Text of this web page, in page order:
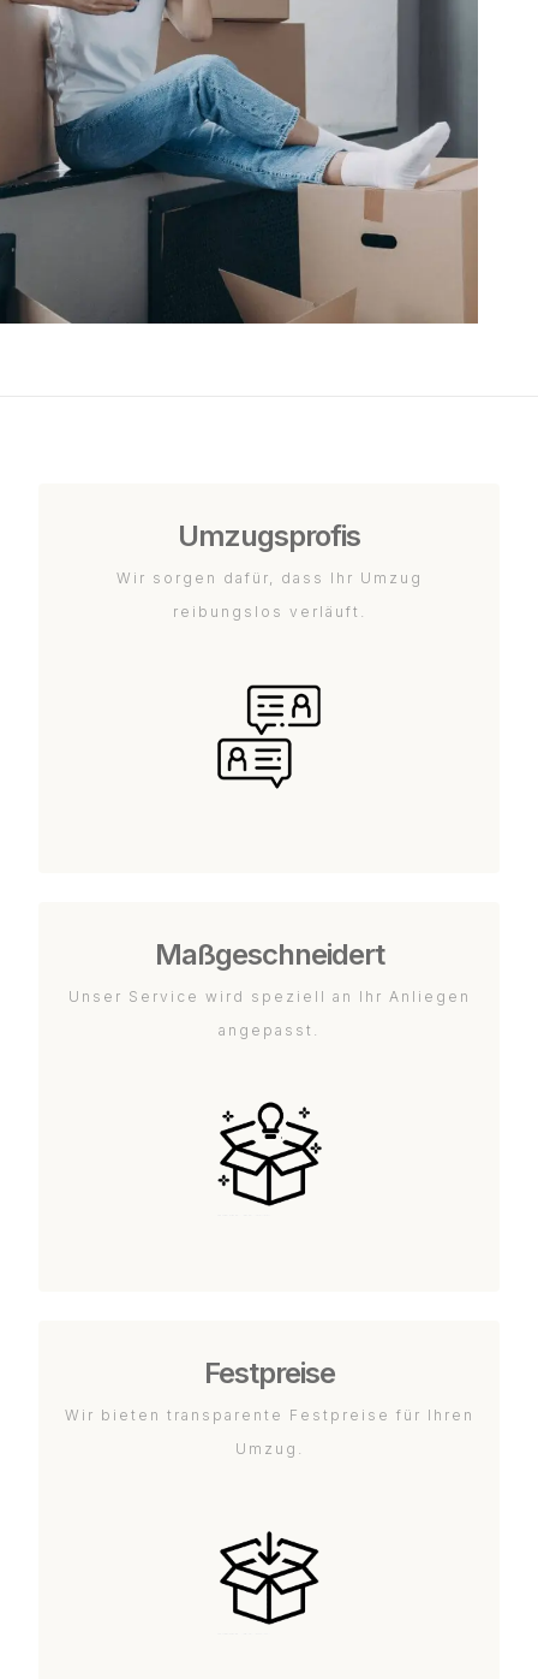
Umzugsprofis
Wir sorgen dafür, dass Ihr Umzug
reibungslos verläuft.
Maßgeschneidert
Unser Service wird speziell an Ihr Anliegen
angepasst.
Festpreise
Wir bieten transparente Festpreise für Ihren
Umzug.